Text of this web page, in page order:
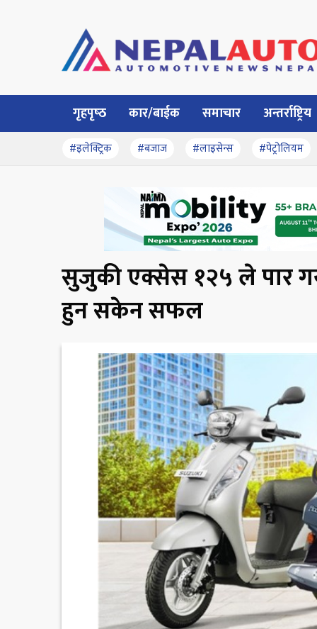
गृहपृष्‍ठ कार/बाईक समाचार अन्तर्राष्ट्रिय
#इलेक्ट्रिक #बजाज #लाइसेन्स #पेट्रोलियम
सुजुकी एक्सेस १२५ ले पार
हुन सकेन सफल